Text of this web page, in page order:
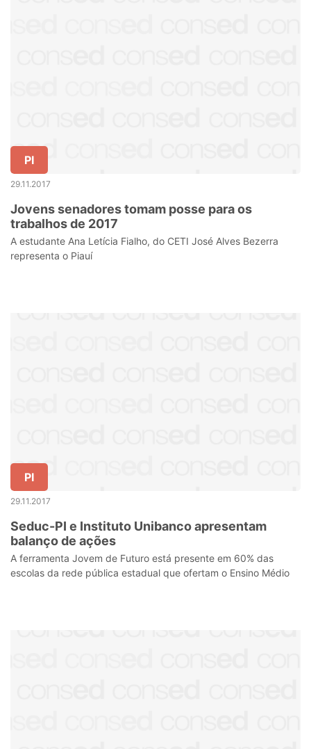
PI
29.11.2017
Jovens senadores tomam posse para os
trabalhos de 2017
A estudante Ana Letícia Fialho, do CETI José Alves Bezerra
representa o Piauí
PI
29.11.2017
Seduc-PI e Instituto Unibanco apresentam
balanço de ações
A ferramenta Jovem de Futuro está presente em 60% das
escolas da rede pública estadual que ofertam o Ensino Médio